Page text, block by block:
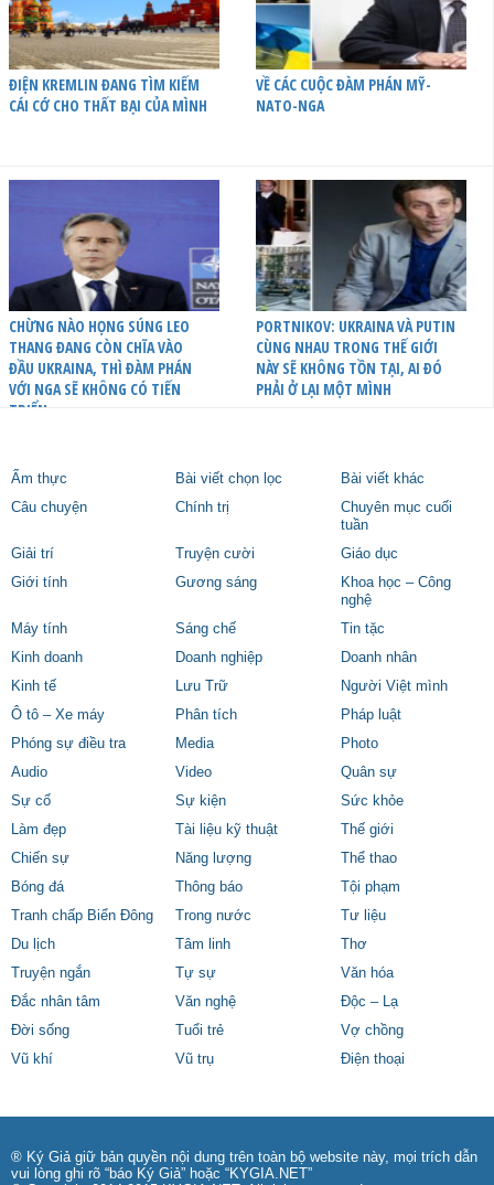
ĐIỆN KREMLIN ĐANG TÌM KIẾM
CÁI CỚ CHO THẤT BẠI CỦA MÌNH
VỀ CÁC CUỘC ĐÀM PHÁN MỸ-
NATO-NGA
CHỪNG NÀO HỌNG SÚNG LEO
THANG ĐANG CÒN CHĨA VÀO
ĐẦU UKRAINA, THÌ ĐÀM PHÁN
VỚI NGA SẼ KHÔNG CÓ TIẾN
TRIỂN
PORTNIKOV: UKRAINA VÀ PUTIN
CÙNG NHAU TRONG THẾ GIỚI
NÀY SẼ KHÔNG TỒN TẠI, AI ĐÓ
PHẢI Ở LẠI MỘT MÌNH
Ẩm thực Bài viết chọn lọc
Bài viết khác
Câu chuyện
Chính trị
Chuyên mục cuối
tuần
Giải trí
Truyện cười
Giáo dục
Giới tính
Gương sáng
Khoa học – Công
nghệ
Máy tính
Sáng chế
Tin tặc
Kinh doanh
Doanh nghiệp
Doanh nhân
Kinh tế
Lưu Trữ
Người Việt mình
Ô tô – Xe máy
Phân tích
Pháp luật
Phóng sự điều tra
Media
Photo
Audio
Video
Quân sự
Sự cố
Sự kiện
Sức khỏe
Làm đẹp
Tài liệu kỹ thuật
Thế giới
Chiến sự
Năng lượng
Thể thao
Bóng đá
Thông báo
Tội phạm
Tranh chấp Biển Đông
Trong nước
Tư liệu
Du lịch
Tâm linh
Thơ
Truyện ngắn
Tự sự
Văn hóa
Đắc nhân tâm
Văn nghệ
Độc – Lạ
Đời sống
Tuổi trẻ
Vợ chồng
Vũ khí
Vũ trụ Điện thoại
® Ký Giả giữ bản quyền nội dung trên toàn bộ website này, mọi trích dẫn
vui lòng ghi rõ “báo Ký Giả” hoặc “KYGIA.NET”